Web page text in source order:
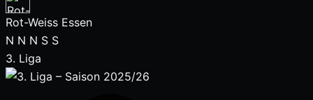
Rot-Weiss Essen
N N N S S
3. Liga